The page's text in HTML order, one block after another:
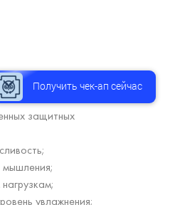
защитных
мышления;
увлажнения;
Получить чек-ап сейчас